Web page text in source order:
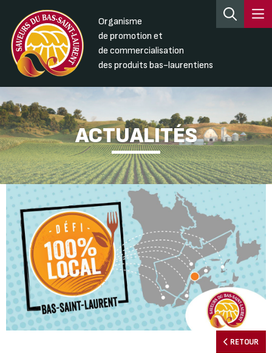
Organisme
de promotion et
de commercialisation
des produits bas-laurentiens
ACTUALITÉS
RETOUR